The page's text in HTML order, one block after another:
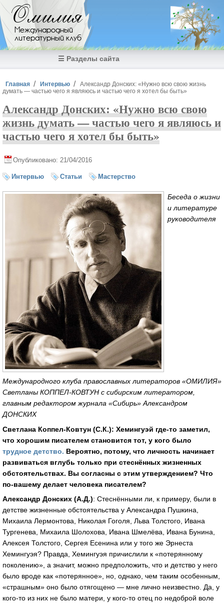
Перейти к основному содержанию
Омилия
Международный
литературный клуб
☰ Разделы сайта
Вы здесь
Главная Интервью
Александр Донских: «Нужно всю свою жизнь
думать — частью чего я являюсь и частью чего я хотел бы быть»
Александр Донских: «Нужно всю свою
жизнь думать — частью чего я являюсь и
частью чего я хотел бы быть»
Опубликовано: 21/04/2016
Интервью Статьи Мастерство
Беседа о жизни
и литературе
руководителя
Международного клуба православных литераторов «ОМИЛИЯ»
Светланы КОППЕЛ-КОВТУН с сибирским литератором,
главным редактором журнала «Сибирь» Александром
ДОНСКИХ
Светлана Коппел-Ковтун (С.К.): Хемингуэй где-то заметил,
что хорошим писателем становится тот, у кого было
трудное детство. Вероятно, потому, что личность начинает
развиваться вглубь только при стеснённых жизненных
обстоятельствах. Вы согласны с этим утверждением? Что
по-вашему делает человека писателем?
Александр Донских (А.Д.): Стеснёнными ли, к примеру, были в
детстве жизненные обстоятельства у Александра Пушкина,
Михаила Лермонтова, Николая Гоголя, Льва Толстого, Ивана
Тургенева, Михаила Шолохова, Ивана Шмелёва, Ивана Бунина,
Алексея Толстого, Сергея Есенина или у того же Эрнеста
Хемингуэя? Правда, Хемингуэя причислили к «потерянному
поколению», а значит, можно предположить, что и детство у него
было вроде как «потерянное», но, однако, чем таким особенным,
«страшным» оно было отягощено — мне лично неизвестно. Да, у
кого-то из них не было матери, у кого-то отец по недоброй воле